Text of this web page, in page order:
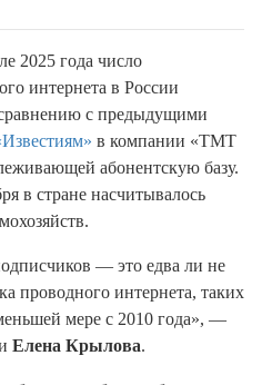
2025 года число
интернета в России
с предыдущими
в компании «ТМТ
абонентскую базу.
в стране насчитывалось
— это едва ли не
проводного интернета, таких
мере с 2010 года», —
Елена Крылова.